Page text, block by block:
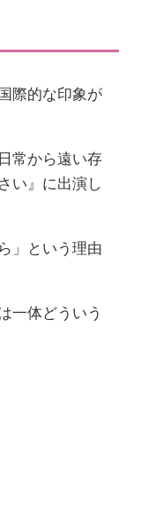
際的な印象が
常から遠い存
い』に出演し
」という理由
一体どういう